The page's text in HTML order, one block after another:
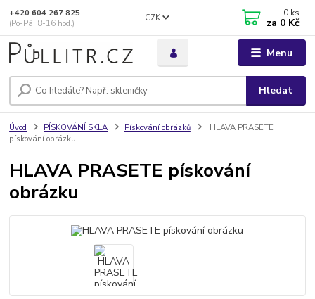
Menu
CZK
Hledat
+420 604 267 825
(Po-Pá, 8-16 hod.)
0 ks
za 0 Kč
Úvod PÍSKOVÁNÍ SKLA Pískování obrázků
HLAVA PRASETE
pískování obrázku
HLAVA PRASETE pískování
obrázku